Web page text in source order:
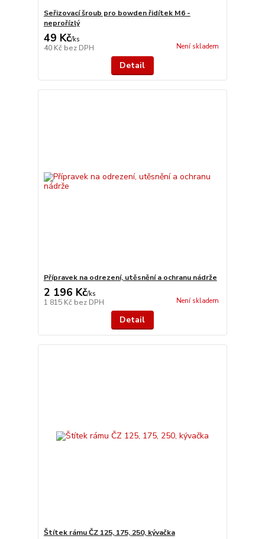
Seřizovací šroub pro bowden řidítek M6 -
neprořízlý
49 Kč/ks
40 Kč bez DPH Není skladem
Detail
Přípravek na odrezení, utěsnění a ochranu nádrže
2 196 Kč/ks
1 815 Kč bez DPH Není skladem
Detail
Štítek rámu ČZ 125, 175, 250, kývačka